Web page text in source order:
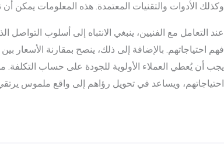
وكذلك الأدوات والتقنيات المعتمدة. هذه المعلومات يمكن
عند التعامل مع الفنيين، ينبغي الانتباه إلى أسلوب
فهم احتياجاتهم. بالإضافة إلى ذلك، ينصح بمقارنة
يجب أن يُعطي العملاء الأولوية للجودة على حساب التكلفة.
احتياجاتهم، ويساعد في تحويل رؤاهم إلى واقع ملموس